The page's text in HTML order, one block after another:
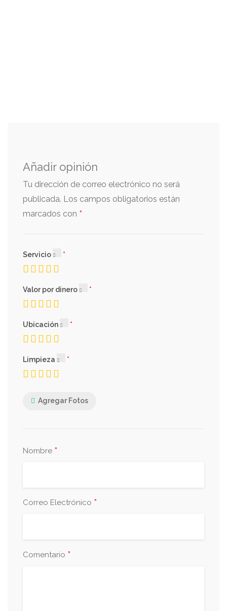
Añadir opinión
Tu dirección de correo electrónico no será
publicada. Los campos obligatorios están
marcados con *
Servicio
Valor por dinero
Ubicación
Limpieza
Agregar Fotos
Nombre *
Correo Electrónico *
Comentario *